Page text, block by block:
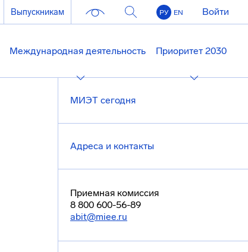
Выпускникам РУ EN Войти
Международная деятельность Приоритет 2030
МИЭТ сегодня
Адреса и контакты
Приемная комиссия
8 800 600-56-89
abit@miee.ru